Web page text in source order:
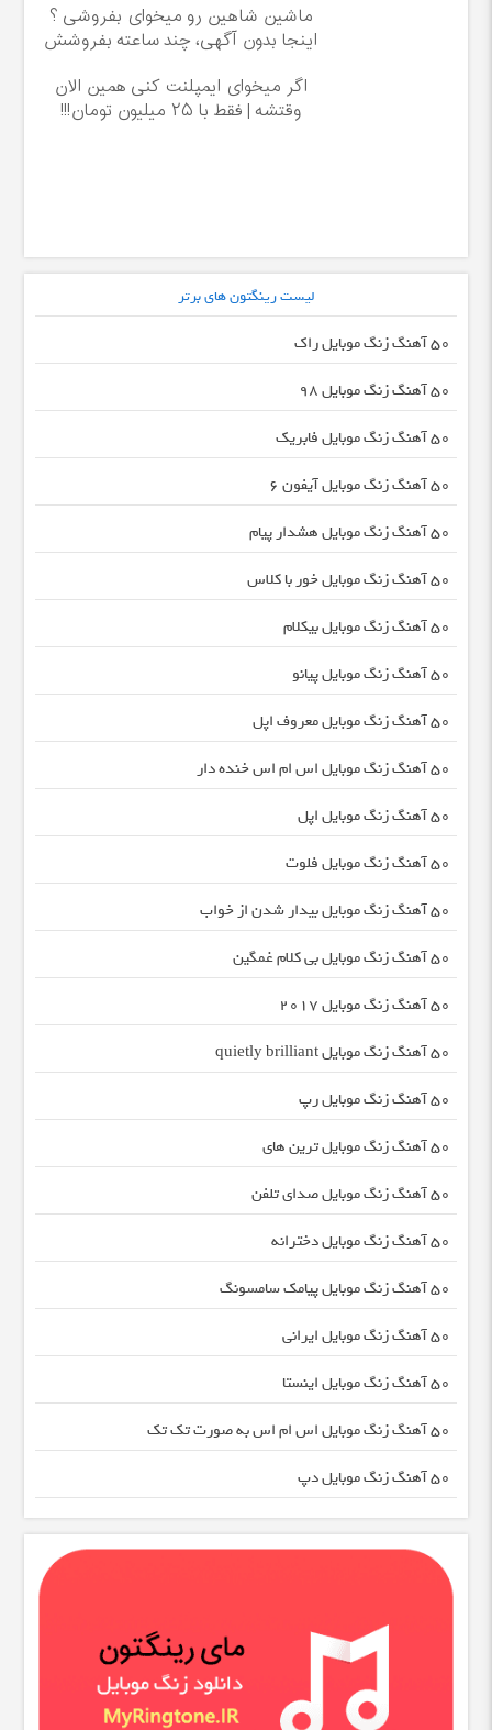
ماشین شاهین رو میخوای بفروشی ؟
اینجا بدون آگهی، چند ساعته بفروشش
اگر میخوای ایمپلنت کنی همین الان
وقتشه | فقط با ۲۵ میلیون تومان!!!
لیست رینگتون های برتر
50 آهنگ زنگ موبایل راک
50 آهنگ زنگ موبایل 98
50 آهنگ زنگ موبایل فابریک
50 آهنگ زنگ موبایل آیفون 6
50 آهنگ زنگ موبایل هشدار پیام
50 آهنگ زنگ موبایل خور با کلاس
50 آهنگ زنگ موبایل بیکلام
50 آهنگ زنگ موبایل پیانو
50 آهنگ زنگ موبایل معروف اپل
50 آهنگ زنگ موبایل اس ام اس خنده دار
50 آهنگ زنگ موبایل اپل
50 آهنگ زنگ موبایل فلوت
50 آهنگ زنگ موبایل بیدار شدن از خواب
50 آهنگ زنگ موبایل بی کلام غمگین
50 آهنگ زنگ موبایل ۲۰۱۷
50 آهنگ زنگ موبایل quietly brilliant
50 آهنگ زنگ موبایل رپ
50 آهنگ زنگ موبایل ترین های
50 آهنگ زنگ موبایل صدای تلفن
50 آهنگ زنگ موبایل دخترانه
50 آهنگ زنگ موبایل پیامک سامسونگ
50 آهنگ زنگ موبایل ایرانی
50 آهنگ زنگ موبایل اینستا
50 آهنگ زنگ موبایل اس ام اس به صورت تک تک
50 آهنگ زنگ موبایل دپ